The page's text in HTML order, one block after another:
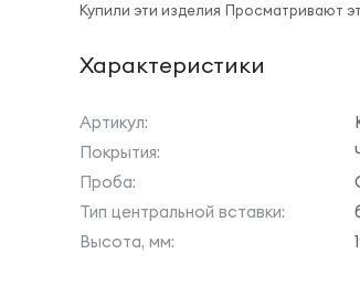
Купили эти изделия Просматривают
Характеристики
Артикул:
Покрытия:
Проба:
Тип центральной вставки:
Высота, мм: